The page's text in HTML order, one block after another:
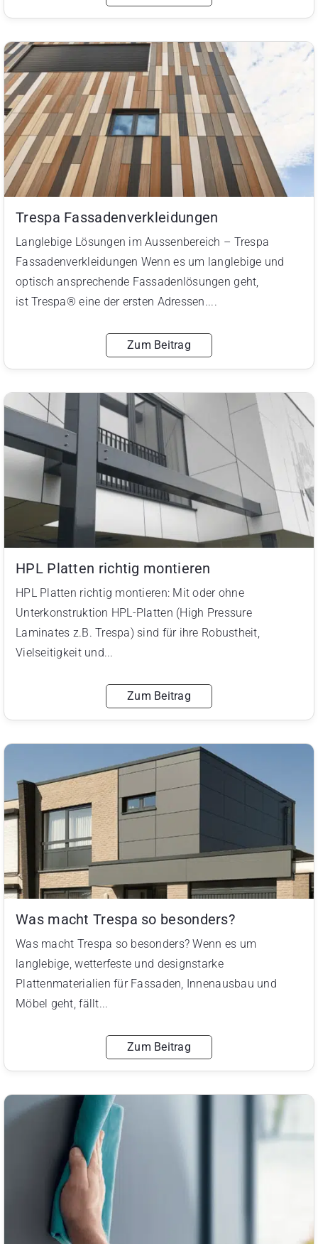
Trespa Fassadenverkleidungen
Langlebige Lösungen im Aussenbereich – Trespa
Fassadenverkleidungen Wenn es um langlebige und
optisch ansprechende Fassadenlösungen geht,
ist Trespa® eine der ersten Adressen....
Zum Beitrag
HPL Platten richtig montieren
HPL Platten richtig montieren: Mit oder ohne
Unterkonstruktion HPL-Platten (High Pressure
Laminates z.B. Trespa) sind für ihre Robustheit,
Vielseitigkeit und...
Zum Beitrag
Was macht Trespa so besonders?
Was macht Trespa so besonders? Wenn es um
langlebige, wetterfeste und designstarke
Plattenmaterialien für Fassaden, Innenausbau und
Möbel geht, fällt...
Zum Beitrag